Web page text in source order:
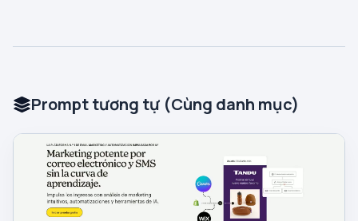
Prompt tương tự (Cùng danh mục)